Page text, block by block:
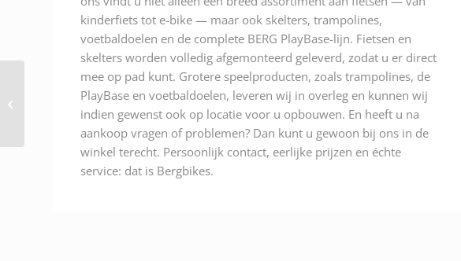
kinderfiets tot e-bike — maar ook skelters, trampolines,
voetbaldoelen en de complete BERG PlayBase-lijn. Fietsen en
skelters worden volledig afgemonteerd geleverd, zodat u er direct
mee op pad kunt. Grotere speelproducten, zoals trampolines, de
PlayBase en voetbaldoelen, leveren wij in overleg en kunnen wij
indien gewenst ook op locatie voor u opbouwen. En heeft u na
aankoop vragen of problemen? Dan kunt u gewoon bij ons in de
winkel terecht. Persoonlijk contact, eerlijke prijzen en échte
service: dat is Bergbikes.
Anthracite Grey Mat